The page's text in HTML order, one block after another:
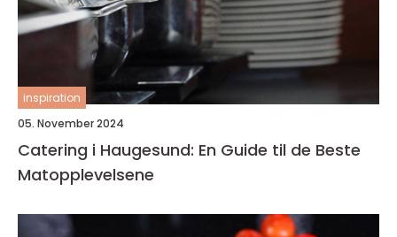
inspiration
05. November 2024
Catering i Haugesund: En Guide til de Beste
Matopplevelsene